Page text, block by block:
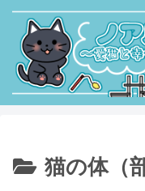
猫の体（